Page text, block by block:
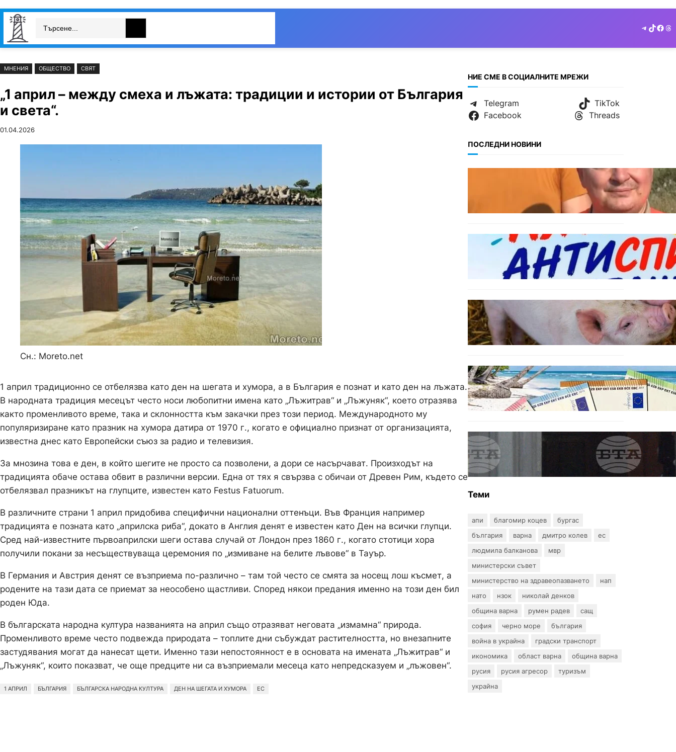
Към
съдържанието
Skip
cont
Telegram
TikTok
МНЕНИЯ ОБЩЕСТВО СВЯТ
„1 април – между смеха и лъжата: традиции и истории от България
и света“.
01.04.2026
Сн.: Moreto.net
1 април традиционно се отбелязва като ден на шегата и хумора, а в България е познат и като ден на лъжата.
В народната традиция месецът често носи любопитни имена като „Лъжитрав“ и „Лъжуняк“, което отразява
както променливото време, така и склонността към закачки през този период. Международното му
популяризиране като празник на хумора датира от 1970 г., когато е официално признат от организацията,
известна днес като Европейски съюз за радио и телевизия.
За мнозина това е ден, в който шегите не просто са позволени, а дори се насърчават. Произходът на
традицията обаче остава обвит в различни версии. Една от тях я свързва с обичаи от Древен Рим, където се
отбелязвал празникът на глупците, известен като Festus Fatuorum.
В различните страни 1 април придобива специфични национални оттенъци. Във Франция например
традицията е позната като „априлска риба“, докато в Англия денят е известен като Ден на всички глупци.
Сред най-известните първоаприлски шеги остава случай от Лондон през 1860 г., когато стотици хора
получили покани за несъществуваща церемония по „измиване на белите лъвове“ в Тауър.
В Германия и Австрия денят се възприема по-различно – там той често се смята за носещ лош късмет, а
родените на тази дата се приемат за неособено щастливи. Според някои предания именно на този ден бил
роден Юда.
В българската народна култура названията на април също отразяват неговата „измамна“ природа.
Променливото време често подвежда природата – топлите дни събуждат растителността, но внезапните
застудявания могат да нанесат щети. Именно тази непостоянност е в основата на имената „Лъжитрав“ и
„Лъжуняк“, които показват, че още предците ни са възприемали месеца като непредсказуем и „лъжовен“.
1 АПРИЛ БЪЛГАРИЯ БЪЛГАРСКА НАРОДНА КУЛТУРА ДЕН НА ШЕГАТА И ХУМОРА ЕС
НИЕ СМЕ В СОЦИАЛНИТЕ МРЕЖИ
Telegram
TikTok
Facebook
Threads
ПОСЛЕДНИ НОВИНИ
МЗХ: Ловните билети ще
могат да се издават онлайн
БЪЛГАРИЯ
Варна предлага безплатни
и анонимни тестове за ХИВ
и други инфекции през
август
Тревога във Варненско:
Африканска чума по
свинете е открита край
Гроздьово
ИКОНОМИКА
Край на цените в две
валути: От 9 август
етикетите ще са само в
евро.
Варна отбелязва 147
години от създаването на
Военноморските сили
Теми
апи благомир коцев
бургас
българия
варна дмитро колев
ес
людмила балканова
мвр
министерски съвет
министерство на здравеопазването
нап
нато
нзок
николай денков
община варна
румен радев
сащ
софия
черно море
българия
война в украйна
градски транспорт
икономика
област варна
община варна
русия
русия агресор
туризъм
украйна